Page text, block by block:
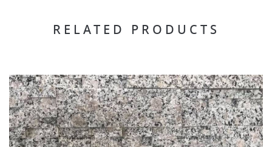
RELATED PRODUCTS